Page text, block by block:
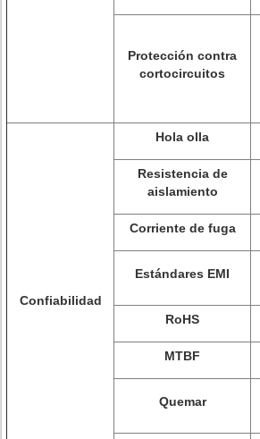
Protección contra
cortocircuitos
Confiabilidad
Hola olla
Resistencia de
aislamiento
Corriente de fuga
Estándares EMI
RoHS
MTBF
Quemar